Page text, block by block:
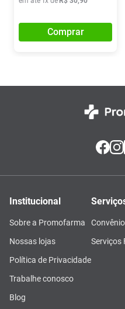
Comprar
Institucional
Sobre a Promofarma
Nossas lojas
Política de Privacidade
Trabalhe conosco
Blog
Serviços